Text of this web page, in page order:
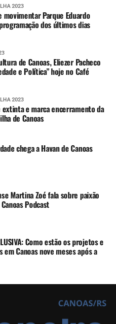
2023
movimentar Parque Eduardo
dos últimos dias
de Canoas, Eliezer Pacheco
e Política” hoje no Café
2023
extinta e marca encerramento da
de Canoas
chega a Havan de Canoas
Martina Zoé fala sobre paixão
Podcast
Como estão os projetos e
em Canoas nove meses após a